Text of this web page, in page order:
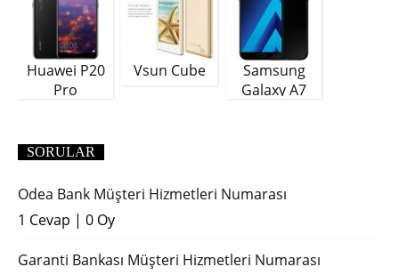
Huawei P20
Pro
Vsun Cube
Samsung
Galaxy A7
SORULAR
Odea Bank Müşteri Hizmetleri Numarası
1 Cevap | 0 Oy
Garanti Bankası Müşteri Hizmetleri Numarası